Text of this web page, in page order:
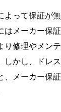
よって保証が
はメーカー保
り修理やメン
しかし、ドレ
メーカー保